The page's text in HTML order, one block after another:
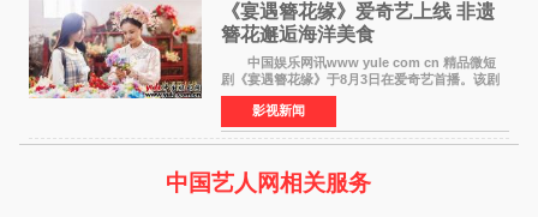
《宴遇簪花缘》爱奇艺上线 非遗
簪花邂逅海洋美食
中国娱乐网讯www yule com cn 精品微短
剧《宴遇簪花缘》于8月3日在爱奇艺首播。该剧
是泉州荣膺世界美食之都后推出的首部美食主题
文旅微短剧，实力派演员孙茜特别出演簪花非遗
传承人，她曾参演
影视新闻
中国艺人网相关服务